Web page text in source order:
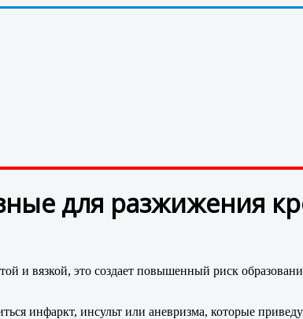
для разжижения
и вязкой, это создает повышенный риск
инфаркт, инсульт или аневризма, которые